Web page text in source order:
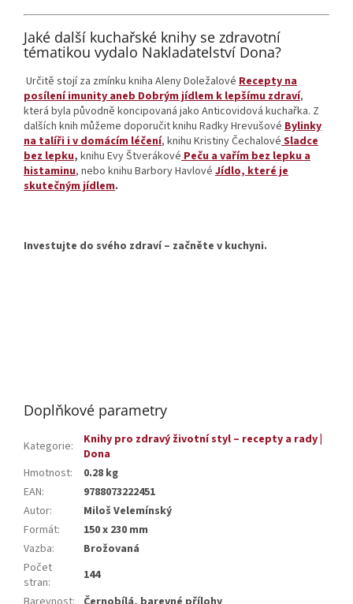
Jaké další kuchařské knihy se zdravotní
tématikou vydalo Nakladatelství Dona?
Určitě stojí za zmínku kniha Aleny Doležalové Recepty na
posílení imunity aneb Dobrým jídlem k lepšímu zdraví,
která byla původně koncipovaná jako Anticovidová kuchařka. Z
dalších knih můžeme doporučit knihu Radky Hrevušové Bylinky
na talíři i v domácím léčení, knihu Kristiny Čechalové Sladce
bez lepku, knihu Evy Štverákové Peču a vařím bez lepku a
histaminu, nebo knihu Barbory Havlové Jídlo, které je
skutečným jídlem.
Investujte do svého zdraví – začněte v kuchyni.
Doplňkové parametry
Kategorie:
Knihy pro zdravý životní styl – recepty a rady |
Dona
Hmotnost:
0.28 kg
EAN:
9788073222451
Autor:
Miloš Velemínský
Formát:
150 x 230 mm
Vazba:
Brožovaná
Počet
stran:
144